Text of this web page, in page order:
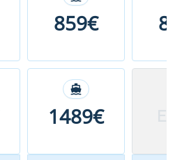
859€
1489€